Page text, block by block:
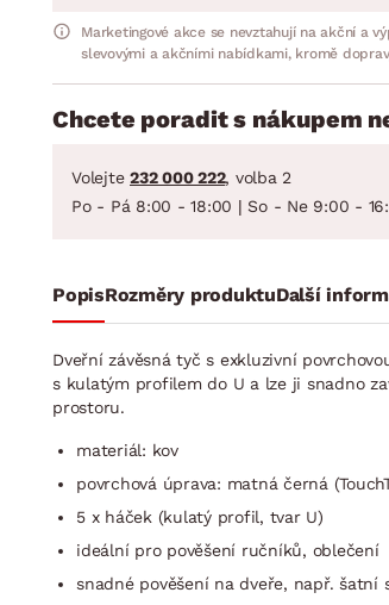
Marketingové akce se nevztahují na akční a
slevovými a akčními nabídkami, kromě
Chcete poradit s nákupem
Volejte 232 000 222, volba 2
Po - Pá 8:00 - 18:00 | So - Ne 9:00 -
PopisRozměry produktuDalší
Dveřní závěsná tyč s exkluzivní
s kulatým profilem do U a lze ji snadno
prostoru.
materiál: kov
povrchová úprava: matná černá
5 x háček (kulatý profil, tvar U)
ideální pro pověšení ručníků, oblečení
snadné pověšení na dveře, např. šatní